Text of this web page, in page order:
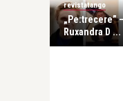
revistatango
„Pe:trecere”
Ruxandra D ...